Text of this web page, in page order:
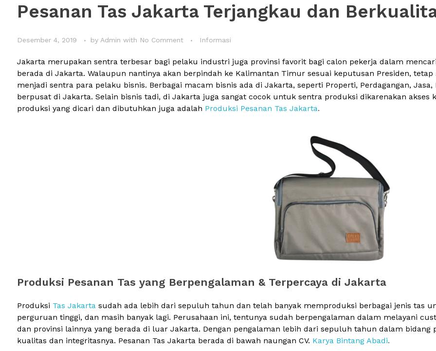
Pesanan Tas Jakarta Terjangkau dan
Desember 4, 2019 by Admin with No Comment Informasi
Jakarta merupakan sentra terbesar bagi pelaku industri juga provinsi favorit bagi calon pekerja dalam
berada di Jakarta. Walaupun nantinya akan berpindah ke Kalimantan Timur sesuai keputusan Presiden,
menjadi sentra para pelaku bisnis. Berbagai macam bisnis ada di Jakarta, seperti Properti, Perdagangan,
berpusat di Jakarta. Selain bisnis tadi, di Jakarta juga sangat cocok untuk sentra produksi dikarenakan
produksi yang dicari dan dibutuhkan juga adalah Produksi Pesanan Tas Jakarta.
Produksi Pesanan Tas yang Berpengalaman & Terpercaya di Jakarta
Produksi Tas Jakarta sudah ada lebih dari sepuluh tahun dan telah banyak memproduksi berbagai jenis tas
perguruan tinggi, dan masih banyak lagi. Perusahaan ini, tentunya sudah berpengalaman dalam melayani
dan provinsi lainnya yang berada di luar Jakarta. Dengan pengalaman lebih dari sepuluh tahun dalam
kualitas dan integritasnya. Pesanan Tas Jakarta berada di bawah naungan CV. Karya Bintang Abadi.